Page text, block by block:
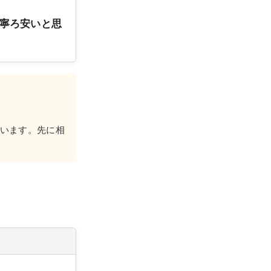
ろ安いと思
ます。先に相